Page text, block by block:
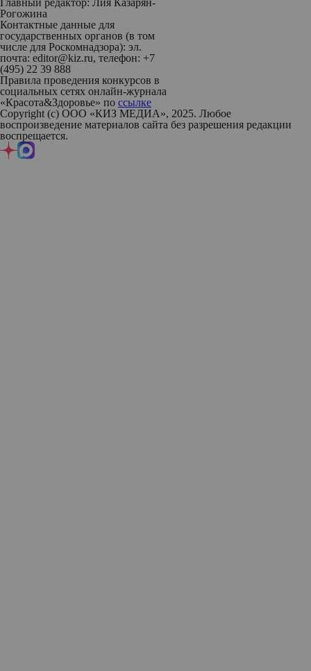
Рогожина
Контактные данные для
государственных органов (в том
числе для Роскомнадзора): эл.
почта: editor@kiz.ru, телефон: +7
(495) 22 39 888
Правила проведения конкурсов в
социальных сетях онлайн-журнала
«Красота&Здоровье» по ссылке
Copyright (с) ООО «КИЗ МЕДИА», 2025. Любое
воспроизведение материалов сайта без разрешения редакции
воспрещается.